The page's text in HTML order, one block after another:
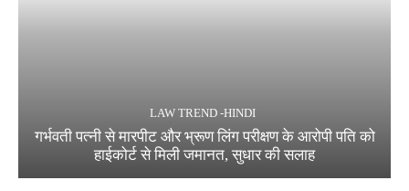
LAW TREND -HINDI
गर्भवती पत्नी से मारपीट और भ्रूण लिंग परीक्षण के आरोपी पति को
हाईकोर्ट से मिली जमानत, सुधार की सलाह